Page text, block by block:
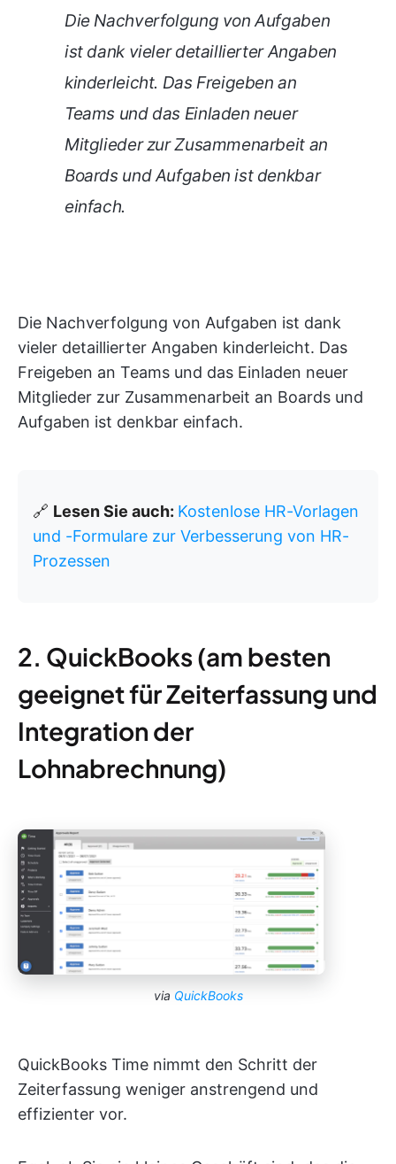
Die Nachverfolgung von Aufgaben
ist dank vieler detaillierter Angaben
kinderleicht. Das Freigeben an
Teams und das Einladen neuer
Mitglieder zur Zusammenarbeit an
Boards und Aufgaben ist denkbar
einfach.
Die Nachverfolgung von Aufgaben ist dank
vieler detaillierter Angaben kinderleicht. Das
Freigeben an Teams und das Einladen neuer
Mitglieder zur Zusammenarbeit an Boards und
Aufgaben ist denkbar einfach.
🔗 Lesen Sie auch: Kostenlose HR-Vorlagen
und -Formulare zur Verbesserung von HR-
Prozessen
2. QuickBooks (am besten
geeignet für Zeiterfassung und
Integration der
Lohnabrechnung)
via QuickBooks
QuickBooks Time nimmt den Schritt der
Zeiterfassung weniger anstrengend und
effizienter vor.